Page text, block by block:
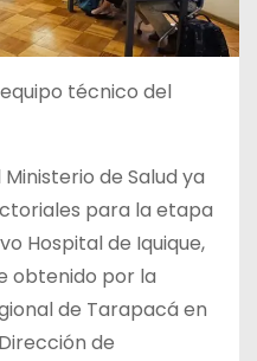
técnico del
de Salud ya
para la etapa
Hospital de Iquique,
obtenido por la
de Tarapacá en
de